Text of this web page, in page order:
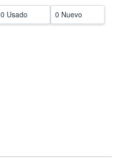
0 Usado 0 Nuevo